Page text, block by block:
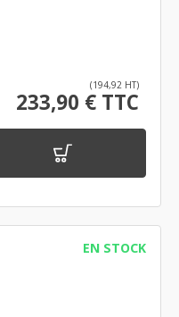
(194,92 HT)
233,90 € TTC
EN STOCK